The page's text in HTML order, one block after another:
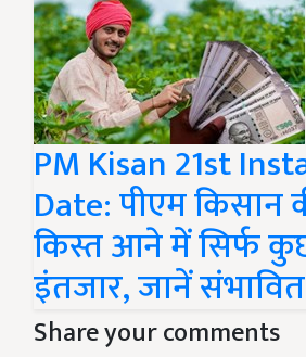
PM Kisan 21st
Date: पीएम किसान
किस्त आने में सिर्फ
इंतजार, जानें
Share your comments